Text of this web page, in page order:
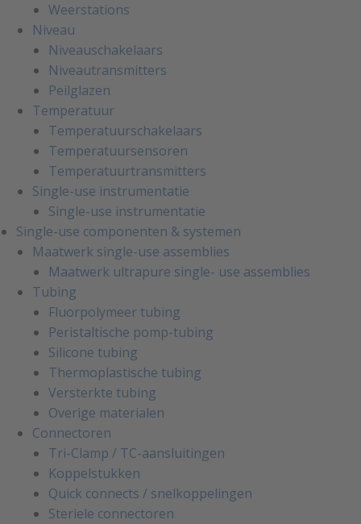
Weerstations
Niveau
Niveauschakelaars
Niveautransmitters
Peilglazen
Temperatuur
Temperatuurschakelaars
Temperatuursensoren
Temperatuurtransmitters
Single-use instrumentatie
Single-use instrumentatie
Single-use componenten & systemen
Maatwerk single-use assemblies
Maatwerk ultrapure single- use assemblies
Tubing
Fluorpolymeer tubing
Peristaltische pomp-tubing
Silicone tubing
Thermoplastische tubing
Versterkte tubing
Overige materialen
Connectoren
Tri-Clamp / TC-aansluitingen
Koppelstukken
Quick connects / snelkoppelingen
Steriele connectoren